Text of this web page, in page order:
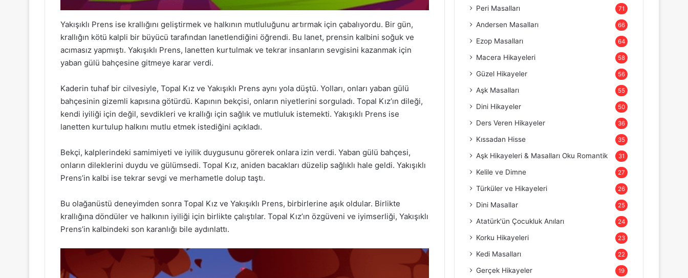
Yakışıklı Prens ise krallığını geliştirmek ve halkının mutluluğunu artırmak için çabalıyordu. Bir gün,
krallığın kötü kalpli bir büyücü tarafından lanetlendiğini öğrendi. Bu lanet, prensin kalbini soğuk ve
acımasız yapmıştı. Yakışıklı Prens, lanetten kurtulmak ve tekrar insanların sevgisini kazanmak için
yaban gülü bahçesine gitmeye karar verdi.
Kaderin tuhaf bir cilvesiyle, Topal Kız ve Yakışıklı Prens aynı yola düştü. Yolları, onları yaban gülü
bahçesinin gizemli kapısına götürdü. Kapının bekçisi, onların niyetlerini sorguladı. Topal Kız’ın dileği,
kendi iyiliği için değil, sevdikleri ve krallığı için sağlık ve mutluluk istemekti. Yakışıklı Prens ise
lanetten kurtulup halkını mutlu etmek istediğini açıkladı.
Bekçi, kalplerindeki samimiyeti ve iyilik duygusunu görerek onlara izin verdi. Yaban gülü bahçesi,
onların dileklerini duydu ve gülümsedi. Topal Kız, aniden bacakları düzelip sağlıklı hale geldi. Yakışıklı
Prens’in kalbi ise tekrar sevgi ve merhametle dolup taştı.
Bu olağanüstü deneyimden sonra Topal Kız ve Yakışıklı Prens, birbirlerine aşık oldular. Birlikte
krallığına döndüler ve halkının iyiliği için birlikte çalıştılar. Topal Kız’ın özgüveni ve iyimserliği, Yakışıklı
Prens’in kalbindeki son karanlığı bile aydınlattı.
Peri Masalları 71
Andersen Masalları 66
Ezop Masalları 64
Macera Hikayeleri 58
Güzel Hikayeler 56
Aşk Masalları 55
Dini Hikayeler 50
Ders Veren Hikayeler 36
Kıssadan Hisse 35
Aşk Hikayeleri & Masalları Oku Romantik 31
Kelile ve Dimne 27
Türküler ve Hikayeleri 26
Dini Masallar 25
Atatürk'ün Çocukluk Anıları 24
Korku Hikayeleri 23
Kedi Masalları 22
Gerçek Hikayeler 19